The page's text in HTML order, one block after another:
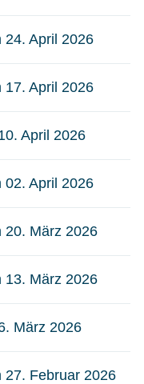
24. April 2026
17. April 2026
April 2026
02. April 2026
20. März 2026
13. März 2026
März 2026
27. Februar 2026